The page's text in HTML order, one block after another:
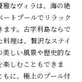
なヴィラは、海の絶
トプールでリラック
す。古字利島ならで
理は、贅沢なステイ
しい風景や歴史的な
しむこともできま
に、極上のプール付